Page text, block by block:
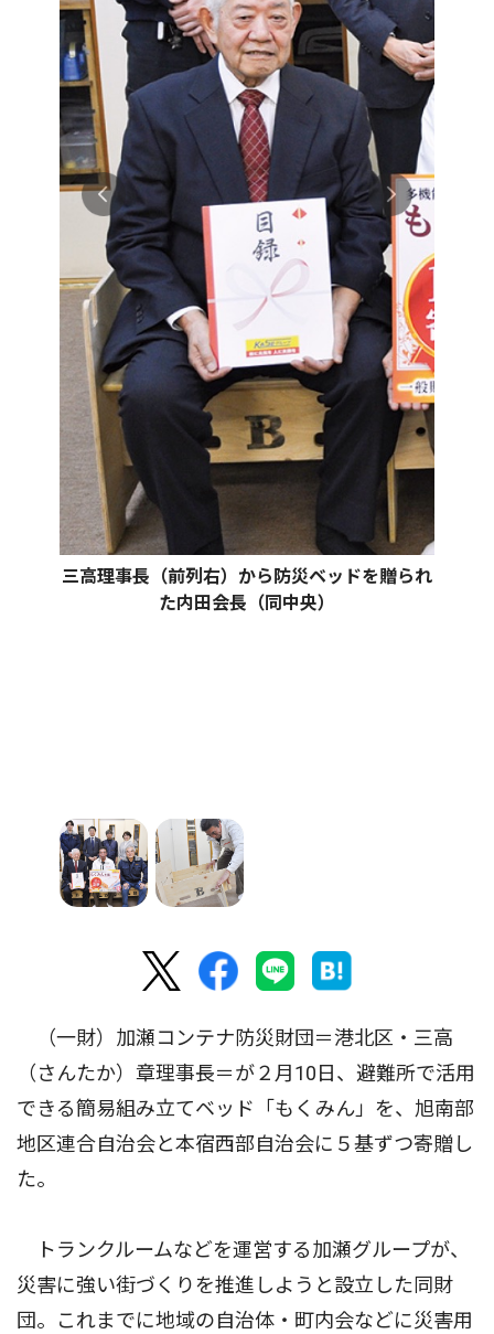
三高理事長（前列右）から防災ベッドを贈られ
た内田会長（同中央）
（一財）加瀬コンテナ防災財団＝港北区・三高
（さんたか）章理事長＝が２月10日、避難所で活用
できる簡易組み立てベッド「もくみん」を、旭南部
地区連合自治会と本宿西部自治会に５基ずつ寄贈し
た。
トランクルームなどを運営する加瀬グループが、
災害に強い街づくりを推進しようと設立した同財
団。これまでに地域の自治体・町内会などに災害用